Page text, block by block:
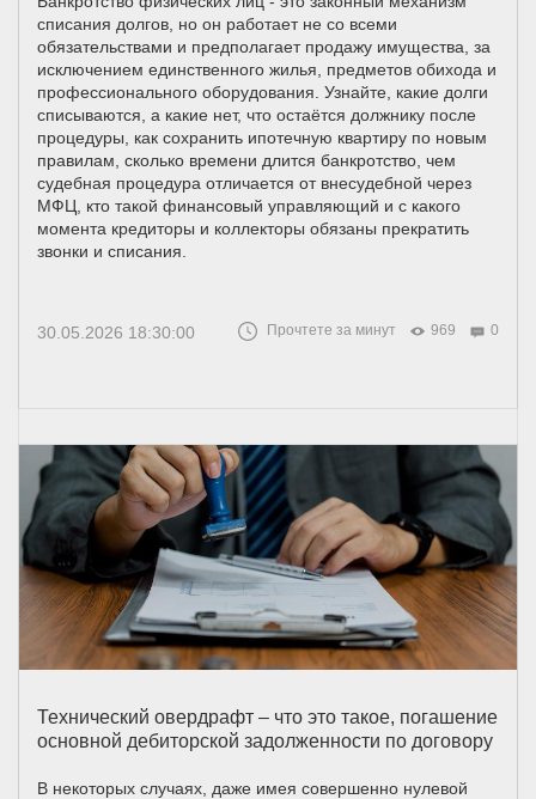
списания долгов, но он работает не со всеми
обязательствами и предполагает продажу имущества, за
исключением единственного жилья, предметов обихода и
профессионального оборудования. Узнайте, какие долги
списываются, а какие нет, что остаётся должнику после
процедуры, как сохранить ипотечную квартиру по новым
правилам, сколько времени длится банкротство, чем
судебная процедура отличается от внесудебной через
МФЦ, кто такой финансовый управляющий и с какого
момента кредиторы и коллекторы обязаны прекратить
звонки и списания.
30.05.2026 18:30:00 Прочтете за минут 969 0
Технический овердрафт – что это такое, погашение
основной дебиторской задолженности по договору
В некоторых случаях, даже имея совершенно нулевой